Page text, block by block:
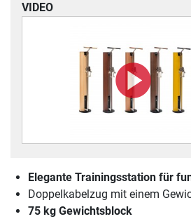
VIDEO
Elegante Trainingsstation für
Doppelkabelzug mit einem
75 kg Gewichtsblock